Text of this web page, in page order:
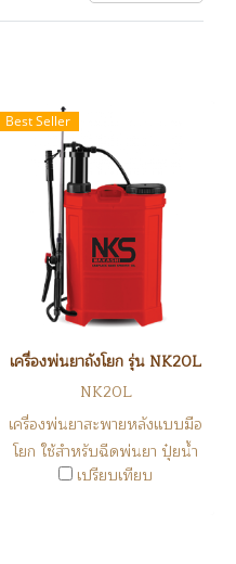
Best Seller
เครื่องพ่นยาถังโยก รุ่น NK20L
NK20L
เครื่องพ่นยาสะพายหลังแบบมือ
โยก ใช้สำหรับฉีดพ่นยา ปุ๋ยน้ำ
ต่างๆ
เปรียบเทียบ